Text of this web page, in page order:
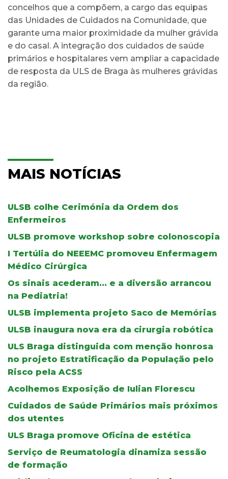
concelhos que a compõem, a cargo das equipas
das Unidades de Cuidados na Comunidade, que
garante uma maior proximidade da mulher grávida
e do casal. A integração dos cuidados de saúde
primários e hospitalares vem ampliar a capacidade
de resposta da ULS de Braga às mulheres grávidas
da região.
MAIS NOTÍCIAS
ULSB colhe Cerimónia da Ordem dos
Enfermeiros
ULSB promove workshop sobre colonoscopia
I Tertúlia do NEEEMC promoveu Enfermagem
Médico Cirúrgica
Os sinais acederam... e a diversão arrancou
na Pediatria!
ULSB implementa projeto Saco de Memórias
ULSB inaugura nova era da cirurgia robótica
ULS Braga distinguida com menção honrosa
no projeto Estratificação da População pelo
Risco pela ACSS
Acolhemos Exposição de Iulian Florescu
Cuidados de Saúde Primários mais próximos
dos utentes
ULS Braga promove Oficina de estética
Serviço de Reumatologia dinamiza sessão
de formação